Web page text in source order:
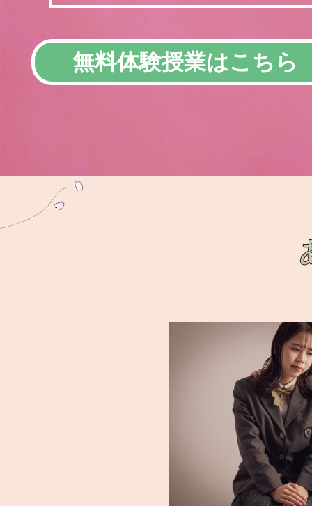
無料体験授業はこちら